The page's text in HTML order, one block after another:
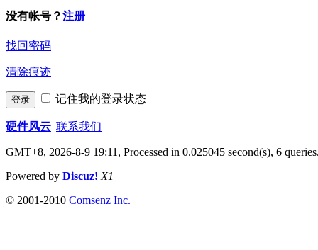
没有帐号？注册
找回密码
清除痕迹
登录 记住我的登录状态
硬件风云 |联系我们
GMT+8, 2026-8-9 19:11, Processed in 0.025045 second(s), 6 queries
Powered by Discuz! X1
© 2001-2010 Comsenz Inc.